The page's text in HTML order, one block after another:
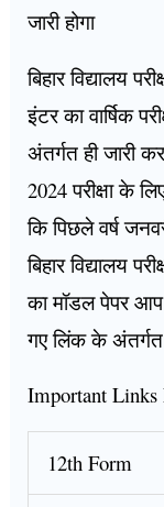
जारी होगा
बिहार विद्यालय
इंटर का वार्षिक
अंतर्गत ही जारी
2024 परीक्षा के
कि पिछले वर्ष
बिहार विद्यालय
का मॉडल पेपर आप
गए लिंक के
Important
12th Form